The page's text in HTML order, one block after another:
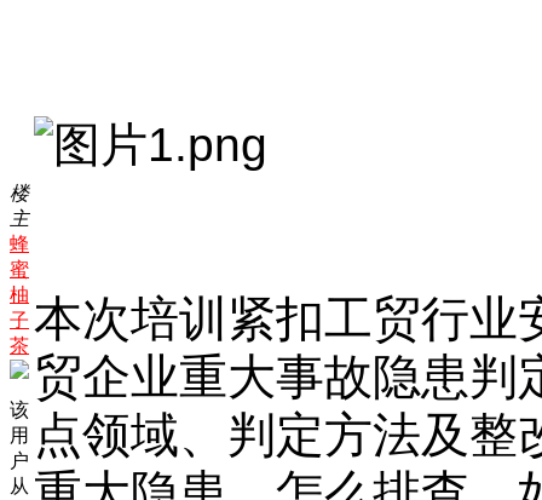
楼
主
蜂
蜜
柚
子
茶
该
用
户
从
本次培训紧扣工贸行业
贸企业重大事故隐患判
点领域、判定方法及整